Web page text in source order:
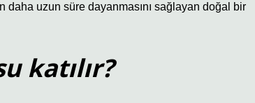
uzun süre dayanmasını sağlayan doğal bir
katılır?